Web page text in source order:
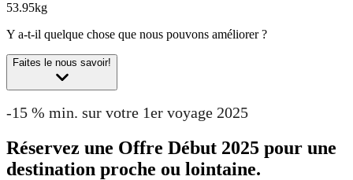
53.95kg
Y a-t-il quelque chose que nous pouvons améliorer ?
Faites le nous savoir!
-15 % min. sur votre 1er voyage 2025
Réservez une Offre Début 2025 pour une
destination proche ou lointaine.